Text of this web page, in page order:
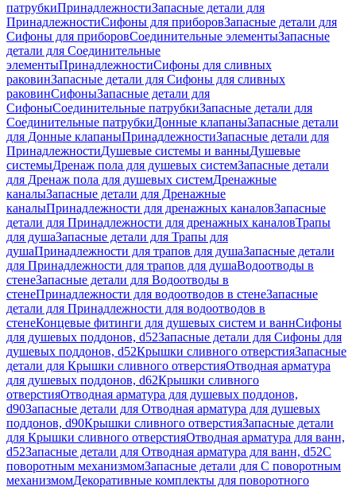
патрубкиПринадлежностиЗапасные детали для
ПринадлежностиСифоны для приборовЗапасные детали для
Сифоны для приборовСоединительные элементыЗапасные
детали для Соединительные
элементыПринадлежностиСифоны для сливных
раковинЗапасные детали для Сифоны для сливных
раковинСифоныЗапасные детали для
СифоныСоединительные патрубкиЗапасные детали для
Соединительные патрубкиДонные клапаныЗапасные детали
для Донные клапаныПринадлежностиЗапасные детали для
ПринадлежностиДушевые системы и ванныДушевые
системыДренаж пола для душевых системЗапасные детали
для Дренаж пола для душевых системДренажные
каналыЗапасные детали для Дренажные
каналыПринадлежности для дренажных каналовЗапасные
детали для Принадлежности для дренажных каналовТрапы
для душаЗапасные детали для Трапы для
душаПринадлежности для трапов для душаЗапасные детали
для Принадлежности для трапов для душаВодоотводы в
стенеЗапасные детали для Водоотводы в
стенеПринадлежности для водоотводов в стенеЗапасные
детали для Принадлежности для водоотводов в
стенеКонцевые фитинги для душевых систем и ваннСифоны
для душевых поддонов, d52Запасные детали для Сифоны для
душевых поддонов, d52Крышки сливного отверстияЗапасные
детали для Крышки сливного отверстияОтводная арматура
для душевых поддонов, d62Крышки сливного
отверстияОтводная арматура для душевых поддонов,
d90Запасные детали для Отводная арматура для душевых
поддонов, d90Крышки сливного отверстияЗапасные детали
для Крышки сливного отверстияОтводная арматура для ванн,
d52Запасные детали для Отводная арматура для ванн, d52С
поворотным механизмомЗапасные детали для С поворотным
механизмомДекоративные комплекты для поворотного